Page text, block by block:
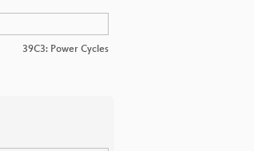
39C3: Power Cycles